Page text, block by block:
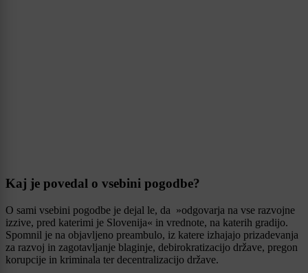
Kaj je povedal o vsebini pogodbe?
O sami vsebini pogodbe je dejal le, da »odgovarja na vse razvojne
izzive, pred katerimi je Slovenija« in vrednote, na katerih gradijo.
Spomnil je na objavljeno preambulo, iz katere izhajajo prizadevanja
za razvoj in zagotavljanje blaginje, debirokratizacijo države, pregon
korupcije in kriminala ter decentralizacijo države.